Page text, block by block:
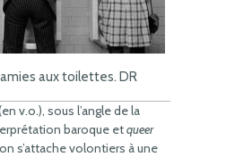
aux toilettes. DR
v.o.), sous l’angle de la
baroque etqueer
s’attache volontiers à une